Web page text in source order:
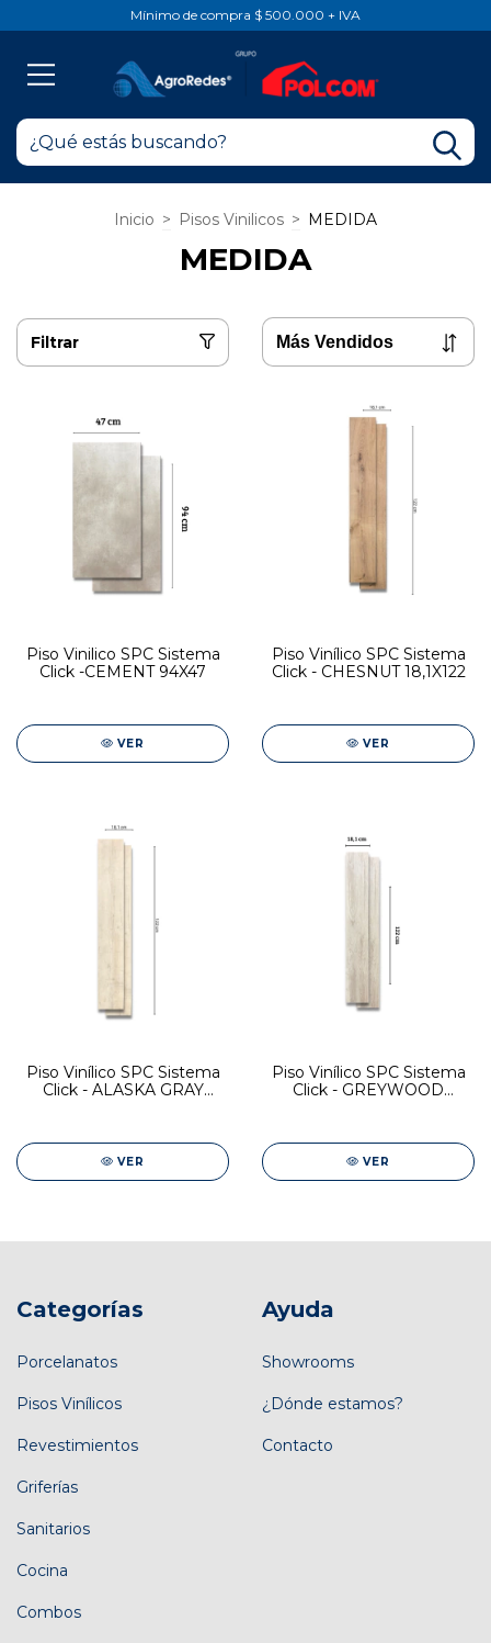
Mínimo de compra $ 500.000 + IVA
Inicio > Pisos Vinilicos > MEDIDA
MEDIDA
Filtrar
Piso Vinilico SPC Sistema
Click -CEMENT 94X47
VER
Piso Vinílico SPC Sistema
Click - CHESNUT 18,1X122
VER
Piso Vinílico SPC Sistema
Click - ALASKA GRAY
VER
Piso Vinílico SPC Sistema
Click - GREYWOOD
VER
Categorías
Porcelanatos
Pisos Vinílicos
Revestimientos
Griferías
Sanitarios
Cocina
Combos
Ayuda
Showrooms
¿Dónde estamos?
Contacto